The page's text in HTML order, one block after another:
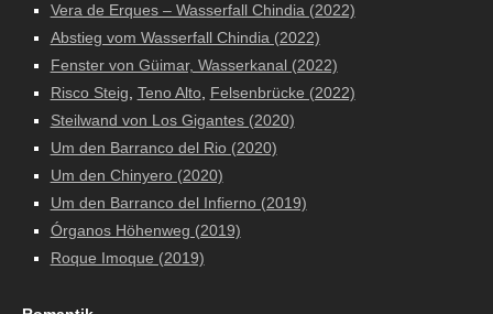
Vera de Erques – Wasserfall Chindia (2022)
Abstieg vom Wasserfall Chindia (2022)
Fenster von Güimar, Wasserkanal (2022)
Risco Steig, Teno Alto, Felsenbrücke (2022)
Steilwand von Los Gigantes (2020)
Um den Barranco del Rio (2020)
Um den Chinyero (2020)
Um den Barranco del Infierno (2019)
Órganos Höhenweg (2019)
Roque Imoque (2019)